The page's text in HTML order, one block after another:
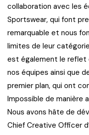
collaboration avec les
Sportswear, qui font
remarquable et nous
limites de leur
est également le reflet
nos équipes ainsi que
premier plan, qui ont
Impossible de manière
Nous avons hâte de
Chief Creative Officer